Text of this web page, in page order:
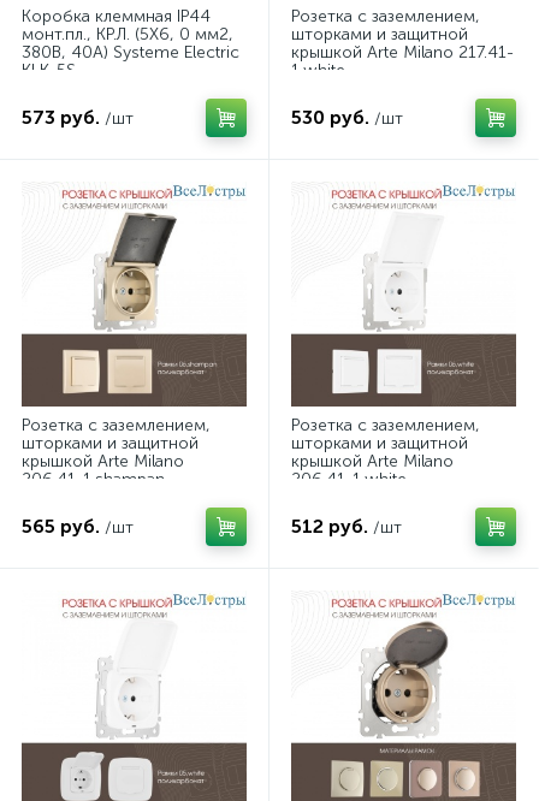
Коробка клеммная IP44
монт.пл., КР.Л. (5Х6, 0 мм2,
380В, 40А) Systeme Electric
KLK-5S
573 руб. /шт
Розетка с заземлением,
шторками и защитной
крышкой Arte Milano 217.41-
1.white
530 руб. /шт
Розетка с заземлением,
шторками и защитной
крышкой Arte Milano
206.41-1.shampan
565 руб. /шт
Розетка с заземлением,
шторками и защитной
крышкой Arte Milano
206.41-1.white
512 руб. /шт